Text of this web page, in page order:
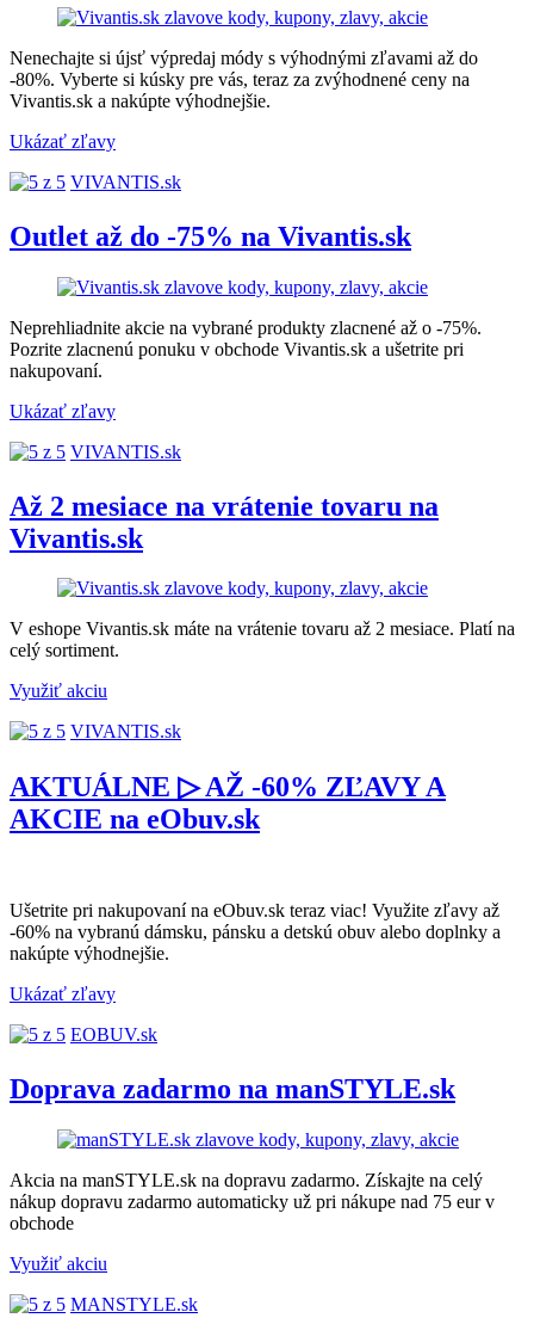
Nenechajte si újsť výpredaj módy s výhodnými zľavami až do
-80%. Vyberte si kúsky pre vás, teraz za zvýhodnené ceny na
Vivantis.sk a nakúpte výhodnejšie.
Ukázať zľavy
VIVANTIS.sk
Outlet až do -75% na Vivantis.sk
Neprehliadnite akcie na vybrané produkty zlacnené až o -75%.
Pozrite zlacnenú ponuku v obchode Vivantis.sk a ušetrite pri
nakupovaní.
Ukázať zľavy
VIVANTIS.sk
Až 2 mesiace na vrátenie tovaru na
Vivantis.sk
V eshope Vivantis.sk máte na vrátenie tovaru až 2 mesiace. Platí na
celý sortiment.
Využiť akciu
VIVANTIS.sk
AKTUÁLNE ▷ AŽ -60% ZĽAVY A
AKCIE na eObuv.sk
Ušetrite pri nakupovaní na eObuv.sk teraz viac! Využite zľavy až
-60% na vybranú dámsku, pánsku a detskú obuv alebo doplnky a
nakúpte výhodnejšie.
Ukázať zľavy
EOBUV.sk
Doprava zadarmo na manSTYLE.sk
Akcia na manSTYLE.sk na dopravu zadarmo. Získajte na celý
nákup dopravu zadarmo automaticky už pri nákupe nad 75 eur v
obchode
Využiť akciu
MANSTYLE.sk